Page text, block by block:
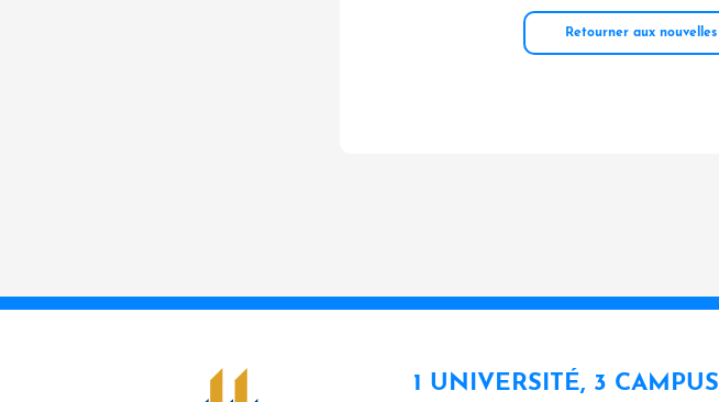
Retourner aux nouvelles
1 UNIVERSITÉ, 3 CAMPUS